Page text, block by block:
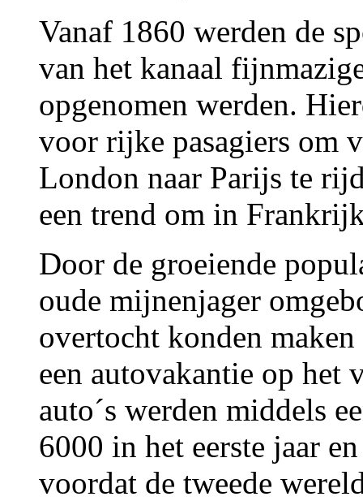
Vanaf 1860 werden de
van het kanaal
opgenomen werden.
voor rijke pasagiers om
London naar Parijs te
een trend om in
Door de groeiende
oude mijnenjager
overtocht konden
een autovakantie op het
auto´s werden middels
6000 in het eerste jaar
voordat de tweede